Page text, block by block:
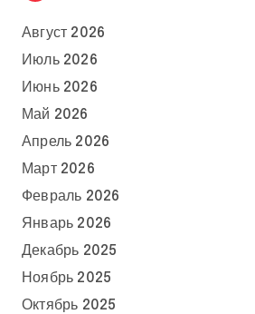
Август 2026
Июль 2026
Июнь 2026
Май 2026
Апрель 2026
Март 2026
Февраль 2026
Январь 2026
Декабрь 2025
Ноябрь 2025
Октябрь 2025